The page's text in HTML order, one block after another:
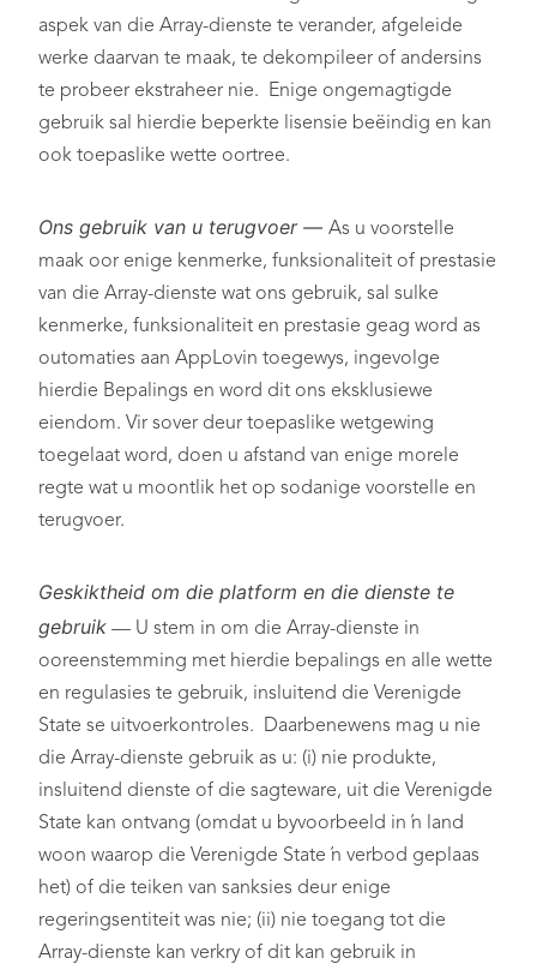
aspek van die Array-dienste te verander, afgeleide
werke daarvan te maak, te dekompileer of andersins
te probeer ekstraheer nie. Enige ongemagtigde
gebruik sal hierdie beperkte lisensie beëindig en kan
ook toepaslike wette oortree.
Ons gebruik van u terugvoer— As u voorstelle
maak oor enige kenmerke, funksionaliteit of prestasie
van die Array-dienste wat ons gebruik, sal sulke
kenmerke, funksionaliteit en prestasie geag word as
outomaties aan AppLovin toegewys, ingevolge
hierdie Bepalings en word dit ons eksklusiewe
eiendom. Vir sover deur toepaslike wetgewing
toegelaat word, doen u afstand van enige morele
regte wat u moontlik het op sodanige voorstelle en
terugvoer.
Geskiktheid om die platform en die dienste te
gebruik — U stem in om die Array-dienste in
ooreenstemming met hierdie bepalings en alle wette
en regulasies te gebruik, insluitend die Verenigde
State se uitvoerkontroles. Daarbenewens mag u nie
die Array-dienste gebruik as u: (i) nie produkte,
insluitend dienste of die sagteware, uit die Verenigde
State kan ontvang (omdat u byvoorbeeld in ’n land
woon waarop die Verenigde State ’n verbod geplaas
het) of die teiken van sanksies deur enige
regeringsentiteit was nie; (ii) nie toegang tot die
Array-dienste kan verkry of dit kan gebruik in